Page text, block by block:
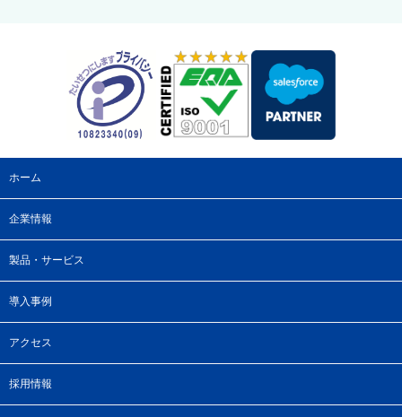
ホーム
企業情報
製品・サービス
導入事例
アクセス
採用情報